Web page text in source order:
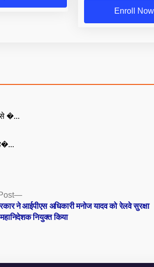
Enroll Now
�...
Next
post:
ने आईपीएस अधिकारी मनोज यादव को रेलवे सुरक्षा
नियुक्त किया